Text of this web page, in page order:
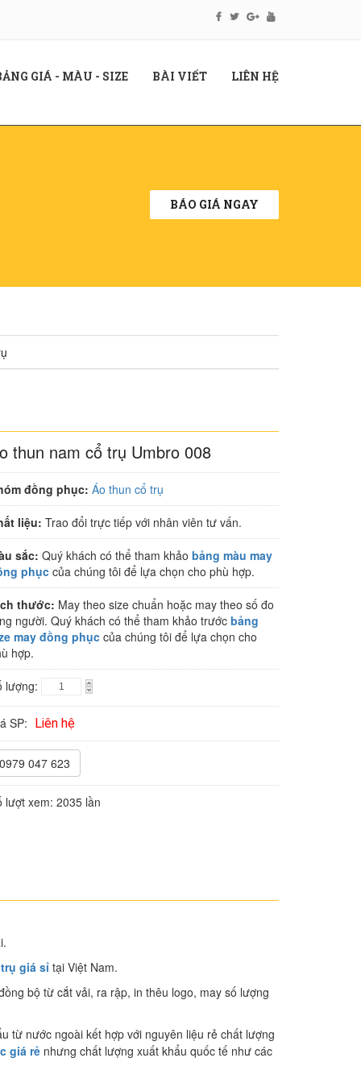
GIÁ - MÀU - SIZE(CURRENT)
BÀI VIẾT(CURRENT)
LIÊN HỆ(CURRENT)
BÁO GIÁ NGAY
thun nam cổ trụ Umbro 008
đồng phục: Áo thun cổ trụ
liệu: Trao đổi trực tiếp với nhân viên tư vấn.
sắc: Quý khách có thể tham khảo bảng màu may
phục của chúng tôi để lựa chọn cho phù hợp.
thước: May theo size chuẩn hoặc may theo số đo
người. Quý khách có thể tham khảo trước bảng
may đồng phục của chúng tôi để lựa chọn cho
hợp.
lượng:
SP: Liên hệ
0979 047 623
lượt xem: 2035 lần
giá sỉ tại Việt Nam.
bộ từ cắt vải, ra rập, in thêu logo, may số lượng
từ nước ngoài kết hợp với nguyên liệu rẻ chất lượng
giá rẻ nhưng chất lượng xuất khẩu quốc tế như các